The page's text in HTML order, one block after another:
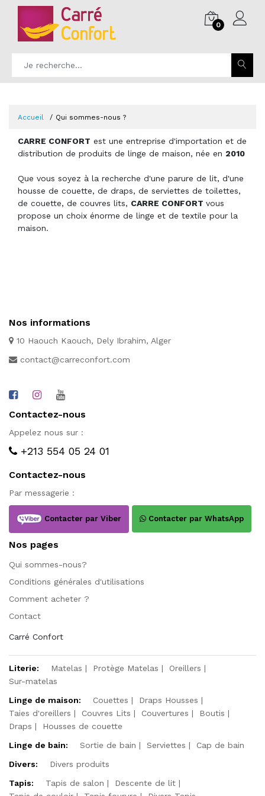
0
Accueil Qui sommes-nous ?
CARRE CONFORT est une entreprise d'importation et de
distribution de produits de linge de maison, née en 2010
Que vous soyez à la recherche d'une parure de lit, d'une
housse de couette, de draps, de serviettes de toilettes,
de couette, de couvres lits, CARRE CONFORT vous
propose un choix énorme de linge et de textile pour la
maison.
Nos informations
10 Haouch Kaouch, Dely Ibrahim, Alger
contact@carreconfort.com
Contactez-nous
Appelez nous sur :
+213 554 05 24 01
Contactez-nous
Par messagerie :
Contacter par Viber Contacter par WhatsApp
Nos pages
Qui sommes-nous?
Conditions générales d'utilisations
Comment acheter ?
Contact
Carré Confort
Literie: Matelas Protège Matelas
Oreillers
Sur-matelas
Linge de maison:
Couettes
Draps Housses
Taies d'oreillers
Couvres Lits Couvertures
Boutis
Draps
Housses de couette
Linge de bain:
Sortie de bain Serviettes
Cap de bain
Divers:
Divers produits
Tapis:
Tapis de salon
Descente de lit